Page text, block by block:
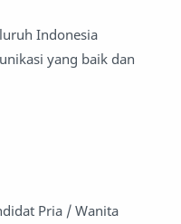
Indonesia
yang baik dan
Pria / Wanita